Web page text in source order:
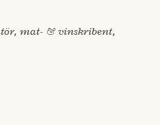
mat- & vinskribent,